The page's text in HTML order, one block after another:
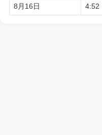
8月16日 4:52